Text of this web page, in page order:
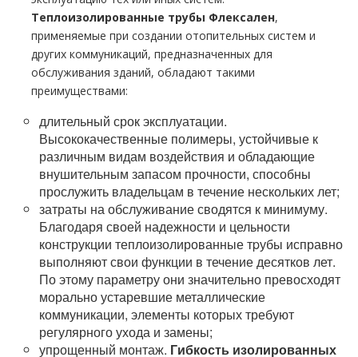
Теплоизолированные тpубы Флексален,
применяемые при создании отопительных систем и
других коммуникаций, предназначенных для
обслуживания зданий, обладают такими
преимуществами:
длительный срок эксплуатации.
Высококачественные полимеры, устойчивые к
различным видам воздействия и обладающие
внушительным запасом прочности, способны
прослужить владельцам в течение нескольких лет;
затраты на обслуживание сводятся к минимуму.
Благодаря своей надежности и цельности
конструкции теплоизолированные тpубы исправно
выполняют свои функции в течение десятков лет.
По этому параметру они значительно превосходят
морально устаревшие металлические
коммуникации, элементы которых требуют
регулярного ухода и замены;
упрощенный монтаж. Гибкость изолированных